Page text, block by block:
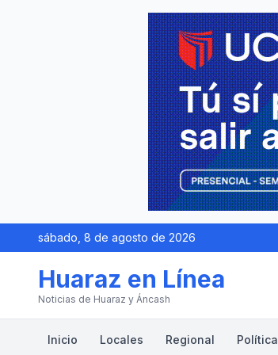
sábado, 8 de agosto de 2026
Huaraz en Línea
Noticias de Huaraz y Áncash
Inicio Locales Regional Política